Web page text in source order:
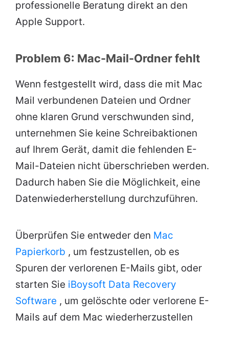
professionelle Beratung direkt an den
Apple Support.
Problem 6: Mac-Mail-Ordner fehlt
Wenn festgestellt wird, dass die mit Mac
Mail verbundenen Dateien und Ordner
ohne klaren Grund verschwunden sind,
unternehmen Sie keine Schreibaktionen
auf Ihrem Gerät, damit die fehlenden E-
Mail-Dateien nicht überschrieben werden.
Dadurch haben Sie die Möglichkeit, eine
Datenwiederherstellung durchzuführen.
Überprüfen Sie entweder den Mac
Papierkorb , um festzustellen, ob es
Spuren der verlorenen E-Mails gibt, oder
starten Sie iBoysoft Data Recovery
Software , um gelöschte oder verlorene E-
Mails auf dem Mac wiederherzustellen